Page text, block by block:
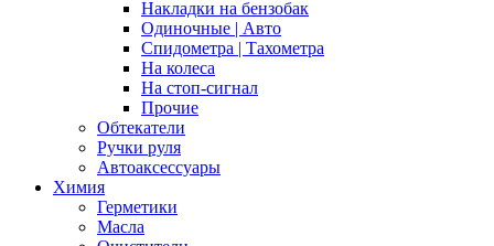
Накладки на бензобак
Одиночные | Авто
Спидометра | Тахометра
На колеса
На стоп-сигнал
Прочие
Обтекатели
Ручки руля
Автоаксессуары
Химия
Герметики
Масла